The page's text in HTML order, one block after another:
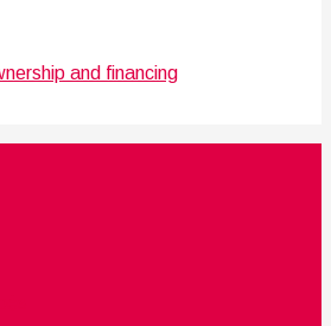
and financing